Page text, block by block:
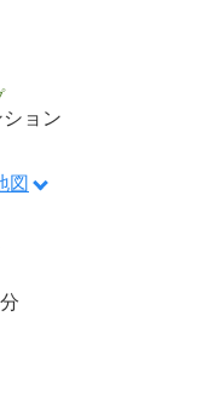
ョン
図